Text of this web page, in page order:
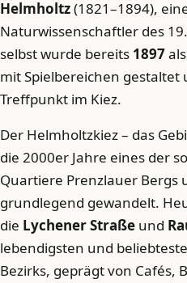
Helmholtz(1821–1894),
Naturwissenschaftler des
selbst wurde bereits 1897
mit Spielbereichen gestaltet
Treffpunkt im Kiez.
Der Helmholtzkiez – das
die 2000er Jahre eines der
Quartiere Prenzlauer Bergs
grundlegend gewandelt.
die Lychener Straße und
lebendigsten und
Bezirks, geprägt von Cafés,